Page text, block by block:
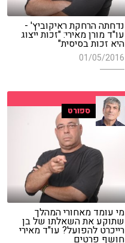
נדחתה הרחקת ראיקוביץ' -
עו"ד מורן מאירי: "זכות ייצוג
היא זכות בסיסית"
01/05/2016
ספורט
מי עומד מאחורי המהלך
שתוקע את השאלתו של בן
רייכרט להפועל? עו"ד מאירי
חושף פרטים